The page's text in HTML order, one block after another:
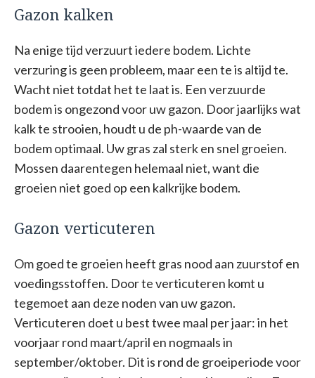
Gazon kalken
Na enige tijd verzuurt iedere bodem. Lichte
verzuring is geen probleem, maar een te is altijd te.
Wacht niet totdat het te laat is. Een verzuurde
bodem is ongezond voor uw gazon. Door jaarlijks wat
kalk te strooien, houdt u de ph-waarde van de
bodem optimaal. Uw gras zal sterk en snel groeien.
Mossen daarentegen helemaal niet, want die
groeien niet goed op een kalkrijke bodem.
Gazon verticuteren
Om goed te groeien heeft gras nood aan zuurstof en
voedingsstoffen. Door te verticuteren komt u
tegemoet aan deze noden van uw gazon.
Verticuteren doet u best twee maal per jaar: in het
voorjaar rond maart/april en nogmaals in
september/oktober. Dit is rond de groeiperiode voor